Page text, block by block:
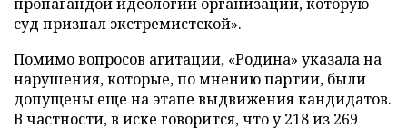
суд признал экстремистской».
Помимо вопросов агитации, «Родина» указала на
нарушения, которые, по мнению партии, были
допущены еще на этапе выдвижения кандидатов.
В частности, в иске говорится, что у 218 из 269